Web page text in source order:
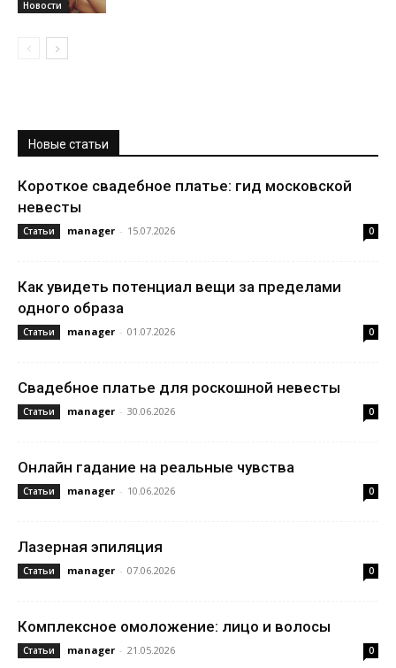
Новости
Новые статьи
Короткое свадебное платье: гид московской
невесты
Статьи manager - 15.07.2026 0
Как увидеть потенциал вещи за пределами
одного образа
Статьи manager - 01.07.2026 0
Свадебное платье для роскошной невесты
Статьи manager - 30.06.2026 0
Онлайн гадание на реальные чувства
Статьи manager - 10.06.2026 0
Лазерная эпиляция
Статьи manager - 07.06.2026 0
Комплексное омоложение: лицо и волосы
Статьи manager - 21.05.2026 0